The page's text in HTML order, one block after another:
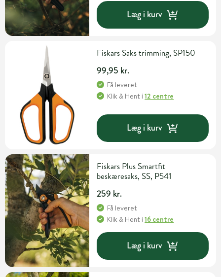
Læg i kurv
Fiskars Saks trimming, SP150
99,95 kr.
Få leveret
Klik & Hent i12 centre
Læg i kurv
Fiskars Plus Smartfit
beskæresaks, SS, P541
259 kr.
Få leveret
Klik & Hent i16 centre
Læg i kurv